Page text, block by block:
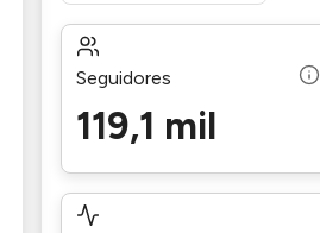
Seguidores
119,1 mil